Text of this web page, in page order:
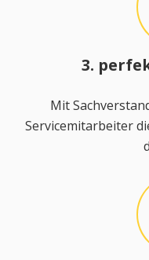
3.
Mit
Servicemitarbeiter